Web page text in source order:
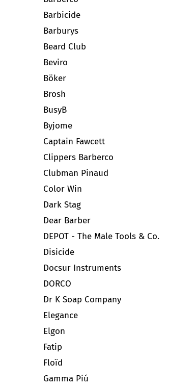
Barbicide
Barburys
Beard Club
Beviro
Böker
Brosh
BusyB
Byjome
Captain Fawcett
Clippers Barberco
Clubman Pinaud
Color Win
Dark Stag
Dear Barber
DEPOT - The Male Tools & Co.
Disicide
Docsur Instruments
DORCO
Dr K Soap Company
Elegance
Elgon
Fatip
Floïd
Gamma Piú